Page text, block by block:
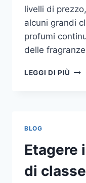
livelli di
alcuni grandi
profumi
delle
LEGGI DI PIÙ
BLOG
Etagere
di